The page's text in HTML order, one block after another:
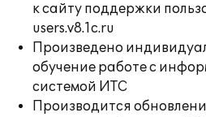
к сайту поддержки
users.v8.1c.ru
Произведено
обучение работе с
системой ИТС
Производится